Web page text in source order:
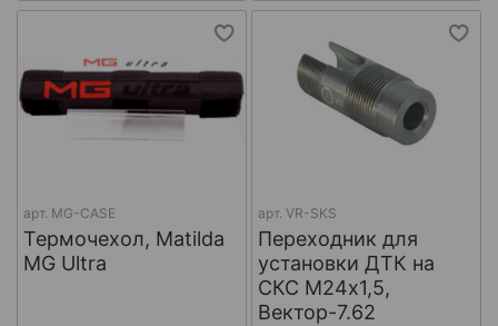
арт. MG-CASE
Термочехол, Matilda
MG Ultra
арт. VR-SKS
Переходник для
установки ДТК на
СКС М24х1,5,
Вектор-7.62